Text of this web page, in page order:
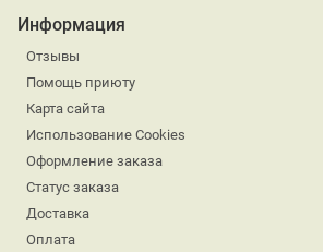
Информация
Отзывы
Помощь приюту
Карта сайта
Использование Cookies
Оформление заказа
Статус заказа
Доставка
Оплата